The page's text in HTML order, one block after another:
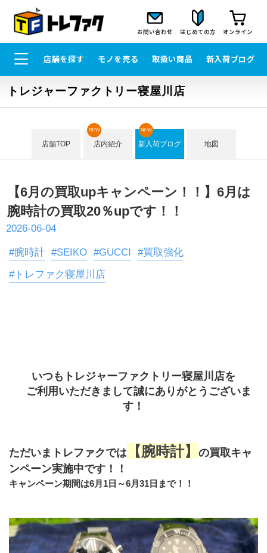
お問い合わせ はじめての方 オンライン
店舗を探す モノを売る 取扱い商品 新入荷ブログ
トレジャーファクトリー寝屋川店
店舗TOP 店内紹介
NEW
新入荷ブログ
NEW
地図
【6月の買取upキャンペーン！！】6月は
腕時計の買取20％upです！！
2026-06-04
#腕時計 #SEIKO #GUCCI
#買取強化
#トレファク寝屋川店
いつもトレジャーファクトリー寝屋川店を
ご利用いただきまして誠にありがとうございま
す！
ただいまトレファクでは 【腕時計】
の買取キャ
ンペーン実施中です！！
キャンペーン期間は6月1日～6月31日まで！！